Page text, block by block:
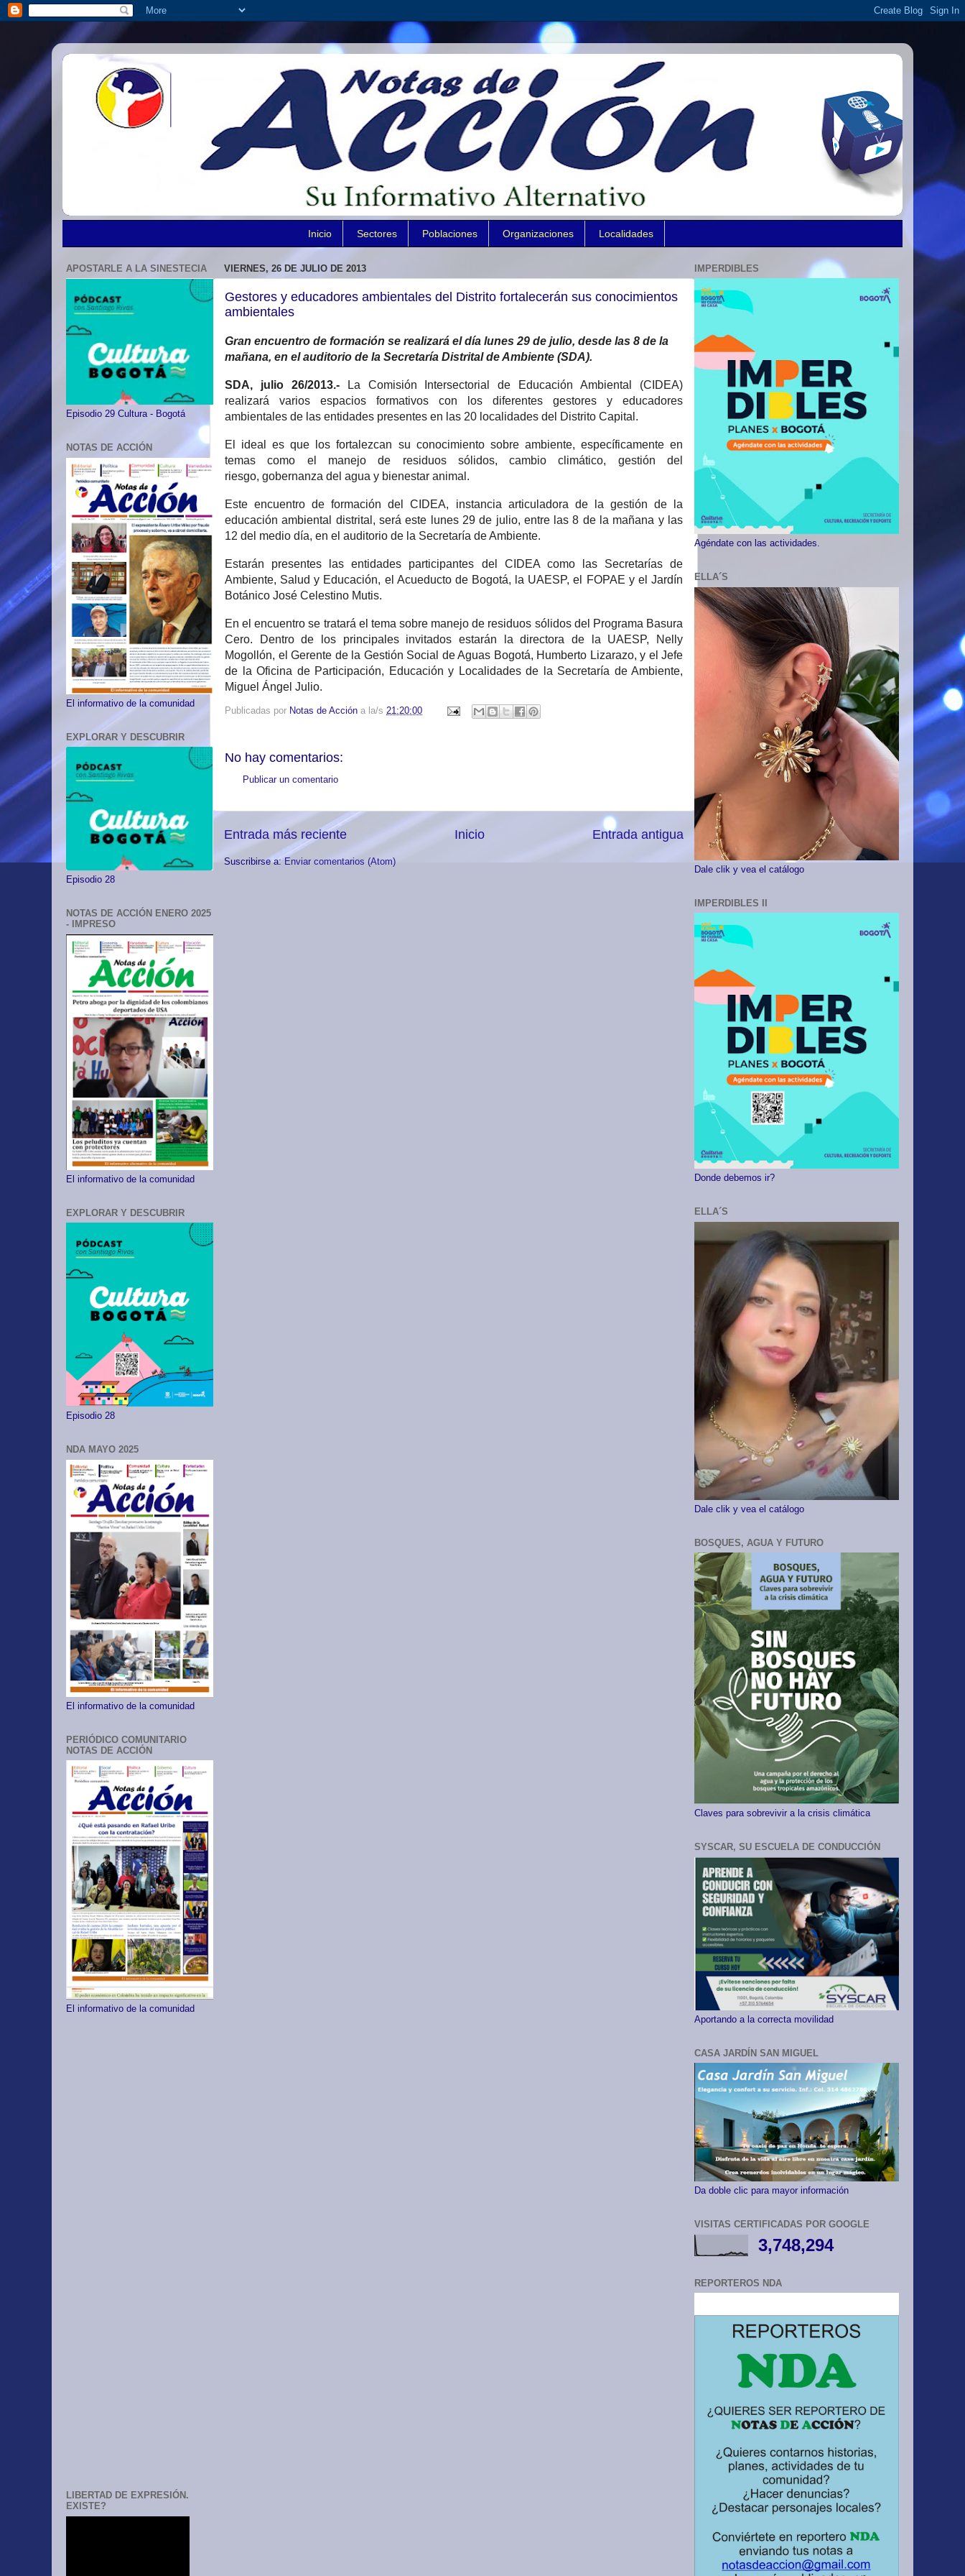
Inicio Sectores Poblaciones Organizaciones Localidades
VIERNES, 26 DE JULIO DE 2013
Gestores y educadores ambientales del Distrito fortalecerán sus conocimientos
ambientales
Gran encuentro de formación se realizará el día lunes 29 de julio, desde las 8 de la
mañana, en el auditorio de la Secretaría Distrital de Ambiente (SDA).
SDA, julio 26/2013.-La Comisión Intersectorial de Educación Ambiental (CIDEA)
realizará varios espacios formativos con
los diferentes gestores y educadores
ambientales de las entidades presentes en las 20 localidades del Distrito Capital.
El ideal es que los fortalezcan su conocimiento sobre ambiente, específicamente en
temas como el manejo de residuos sólidos, cambio climático, gestión del
riesgo, gobernanza del agua y bienestar animal.
Este encuentro de formación del CIDEA, instancia articuladora de la gestión de la
educación ambiental distrital, será este lunes 29 de julio, entre las 8 de la mañana y las
12 del medio día, en el auditorio de la Secretaría de Ambiente.
Estarán presentes las entidades participantes del CIDEA como las Secretarías de
Ambiente, Salud y Educación, el Acueducto de Bogotá, la UAESP, el FOPAE y el Jardín
Botánico José Celestino Mutis.
En el encuentro se tratará el tema sobre manejo de residuos sólidos del Programa Basura
Cero. Dentro de los principales invitados estarán la directora de la UAESP, Nelly
Mogollón, el Gerente de la Gestión Social de Aguas Bogotá, Humberto Lizarazo, y el Jefe
de la Oficina de Participación, Educación y Localidades de la Secretaría de Ambiente,
Miguel Ángel Julio.
Publicadas por Notas de Acción a la/s 21:20:00
No hay comentarios:
Publicar un comentario
Entrada más reciente Entrada antigua
Inicio
Suscribirse a:Enviar comentarios (Atom)
APOSTARLE A LA SINESTECIA
Episodio 29 Cultura - Bogotá
NOTAS DE ACCIÓN
El informativo de la comunidad
EXPLORAR Y DESCUBRIR
Episodio 28
NOTAS DE ACCIÓN ENERO 2025
- IMPRESO
El informativo de la comunidad
EXPLORAR Y DESCUBRIR
Episodio 28
NDA MAYO 2025
El informativo de la comunidad
PERIÓDICO COMUNITARIO
NOTAS DE ACCIÓN
El informativo de la comunidad
LIBERTAD DE EXPRESIÓN.
EXISTE?
IMPERDIBLES
Agéndate con las actividades.
ELLA´S
Dale clik y vea el catálogo
IMPERDIBLES II
Donde debemos ir?
ELLA´S
Dale clik y vea el catálogo
BOSQUES, AGUA Y FUTURO
Claves para sobrevivir a la crisis climática
SYSCAR, SU ESCUELA DE CONDUCCIÓN
Aportando a la correcta movilidad
CASA JARDÍN SAN MIGUEL
Da doble clic para mayor información
VISITAS CERTIFICADAS POR GOOGLE
3,748,294
REPORTEROS NDA